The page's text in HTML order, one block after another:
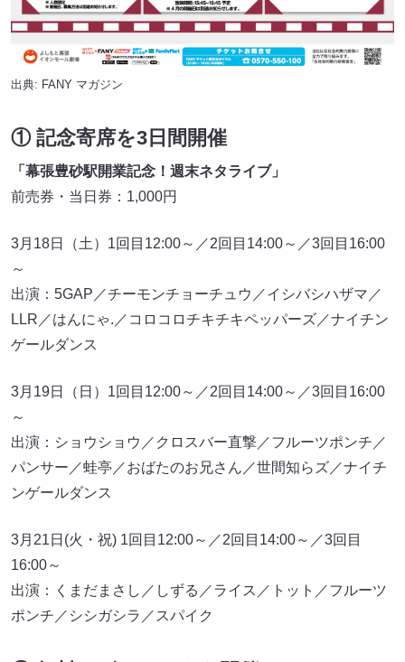
出典: FANY マガジン
① 記念寄席を3日間開催
「幕張豊砂駅開業記念！週末ネタライブ」
前売券・当日券：1,000円
3月18日（土）1回目12:00～／2回目14:00～／3回目16:00
～
出演：5GAP／チーモンチョーチュウ／イシバシハザマ／
LLR／はんにゃ.／コロコロチキチキペッパーズ／ナイチン
ゲールダンス
3月19日（日）1回目12:00～／2回目14:00～／3回目16:00
～
出演：ショウショウ／クロスバー直撃／フルーツポンチ／
パンサー／蛙亭／おばたのお兄さん／世間知らズ／ナイチ
ンゲールダンス
3月21日(火・祝) 1回目12:00～／2回目14:00～／3回目
16:00～
出演：くまだまさし／しずる／ライス／トット／フルーツ
ポンチ／シシガシラ／スパイク